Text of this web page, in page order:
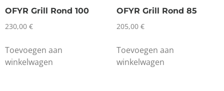
OFYR Grill Rond 100
230,00 €
Toevoegen aan
winkelwagen
OFYR Grill Rond 85
205,00 €
Toevoegen aan
winkelwagen